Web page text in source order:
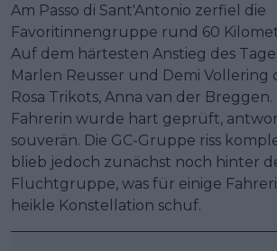
Am Passo di Sant'Antonio zerfiel die
Favoritinnengruppe rund 60
Auf dem härtesten Anstieg des
Marlen Reusser und Demi Vollering
Rosa Trikots, Anna van der Breggen.
Fahrerin wurde hart geprüft,
souverän. Die GC-Gruppe riss
blieb jedoch zunächst noch hinter
Fluchtgruppe, was für einige
heikle Konstellation schuf.